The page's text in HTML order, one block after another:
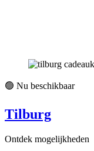
🟢 Nu beschikbaar
Tilburg
Ontdek mogelijkheden